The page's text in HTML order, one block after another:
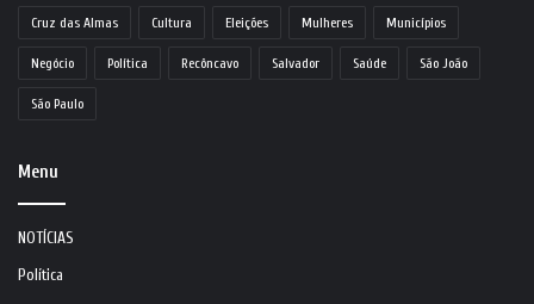
Cruz das Almas Cultura Eleições Mulheres Municípios
Negócio Política Recôncavo Salvador Saúde São João
São Paulo
Menu
NOTÍCIAS
Política